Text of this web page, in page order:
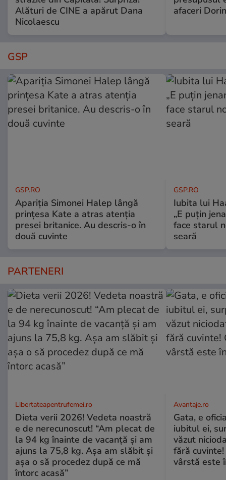
Alături de CINE a apărut Dana
Nicolaescu
afaceri
GSP
GSP.RO
Apariția Simonei Halep lângă
prințesa Kate a atras atenția
presei britanice. Au descris-o în
două cuvinte
GSP.RO
Iubita lui
„E puțin
face starul
seară
PARTENERI
Libertateapentrufemei.ro
Dieta verii 2026! Vedeta noastră
e de nerecunoscut! “Am plecat de
la 94 kg înainte de vacanță și am
ajuns la 75,8 kg. Așa am slăbit și
așa o să procedez după ce mă
întorc acasă”
Avantaje.ro
Gata, e
iubitul ei,
văzut
fără
vârstă este